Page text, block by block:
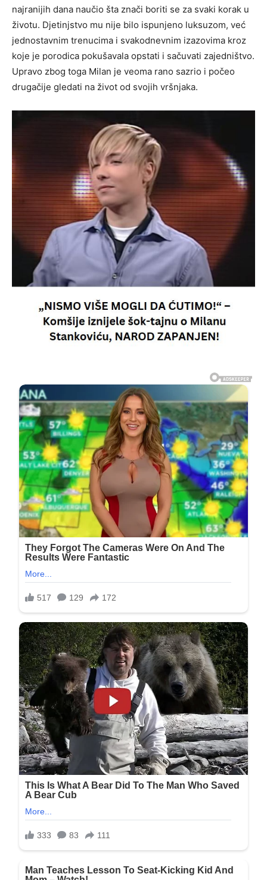
najranijih dana naučio šta znači boriti se za svaki korak u
životu. Djetinjstvo mu nije bilo ispunjeno luksuzom, već
jednostavnim trenucima i svakodnevnim izazovima kroz
koje je porodica pokušavala opstati i sačuvati zajedništvo.
Upravo zbog toga Milan je veoma rano sazrio i počeo
drugačije gledati na život od svojih vršnjaka.